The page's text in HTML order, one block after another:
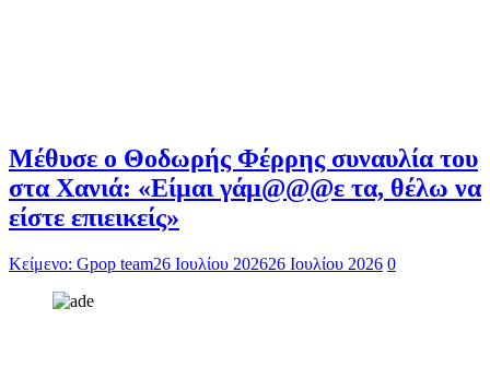
Μέθυσε ο Θοδωρής Φέρρης συναυλία του
στα Χανιά: «Είμαι γάμ@@@ε τα, θέλω να
είστε επιεικείς»
Κείμενο: Gpop team26 Ιουλίου 202626 Ιουλίου 2026 0